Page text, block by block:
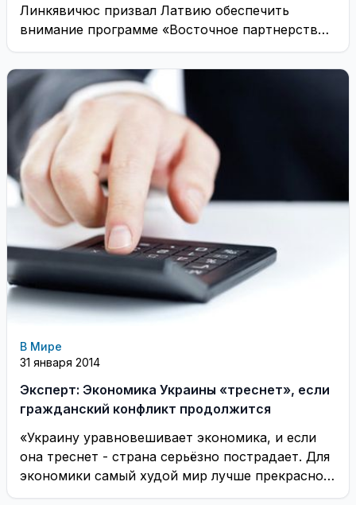
Линкявичюс призвал Латвию обеспечить
внимание программе «Восточное партнерство»
во время своего председательства в ЕС в ...
В Мире
31 января 2014
Эксперт: Экономика Украины «треснет», если
гражданский конфликт продолжится
«Украину уравновешивает экономика, и если
она треснет - страна серьёзно пострадает. Для
экономики самый худой мир лучше прекрасной
войны», - ...